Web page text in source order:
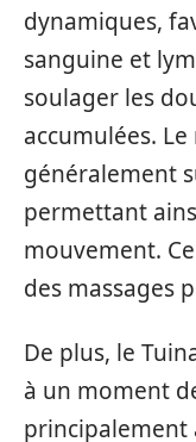
dynamiques,
sanguine et
soulager les
accumulées. Le
généralement
permettant
mouvement.
des massages
De plus, le
à un moment
principalement